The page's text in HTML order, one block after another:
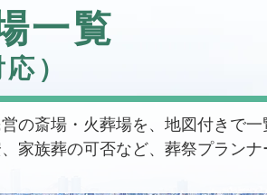
一覧
）
の斎場・火葬場を、地図付きで
家族葬の可否など、葬祭プラン